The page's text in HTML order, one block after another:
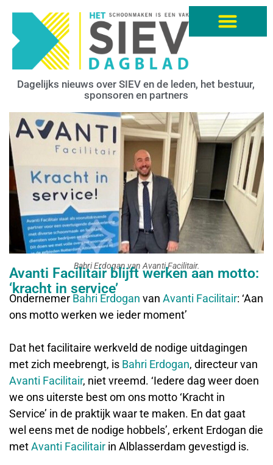
Dagelijks nieuws over SIEV en de leden, het bestuur,
sponsoren en partners
Bahri Erdogan van Avanti Facilitair.
Avanti Facilitair blijft werken aan motto:
‘kracht in service’
Ondernemer Bahri Erdogan van Avanti Facilitair: ‘Aan
ons motto werken we ieder moment’
Dat het facilitaire werkveld de nodige uitdagingen
met zich meebrengt, is Bahri Erdogan, directeur van
Avanti Facilitair, niet vreemd. ‘Iedere dag weer doen
we ons uiterste best om ons motto ‘Kracht in
Service’ in de praktijk waar te maken. En dat gaat
wel eens met de nodige hobbels’, erkent Erdogan die
metAvanti Facilitair in Alblasserdam gevestigd is.